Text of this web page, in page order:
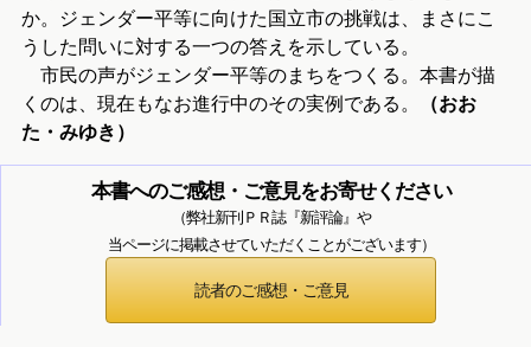
か。ジェンダー平等に向けた国立市の挑戦は、まさにこ
うした問いに対する一つの答えを示している。
市民の声がジェンダー平等のまちをつくる。本書が描
くのは、現在もなお進行中のその実例である。
（おお
た・みゆき）
本書へのご感想・ご意見をお寄せください
（弊社新刊ＰＲ誌『新評論』や
当ページに掲載させていただくことがございます）
読者のご感想・ご意見